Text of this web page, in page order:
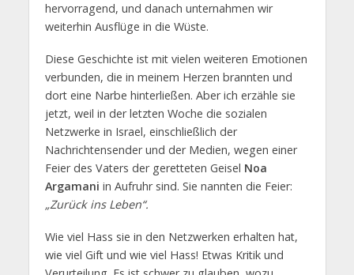
hervorragend, und danach unternahmen wir
weiterhin Ausflüge in die Wüste.
Diese Geschichte ist mit vielen weiteren Emotionen
verbunden, die in meinem Herzen brannten und
dort eine Narbe hinterließen. Aber ich erzähle sie
jetzt, weil in der letzten Woche die sozialen
Netzwerke in Israel, einschließlich der
Nachrichtensender und der Medien, wegen einer
Feier des Vaters der geretteten Geisel Noa
Argamani in Aufruhr sind. Sie nannten die Feier:
„Zurück ins Leben“.
Wie viel Hass sie in den Netzwerken erhalten hat,
wie viel Gift und wie viel Hass! Etwas Kritik und